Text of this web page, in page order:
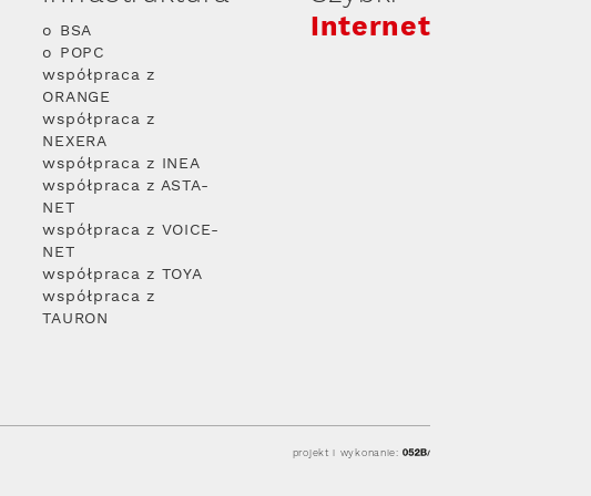
o BSA
o POPC
współpraca z
ORANGE
współpraca z
NEXERA
współpraca z INEA
współpraca z ASTA-
NET
współpraca z VOICE-
NET
współpraca z TOYA
współpraca z
TAURON
Internet
projekt i wykonanie: